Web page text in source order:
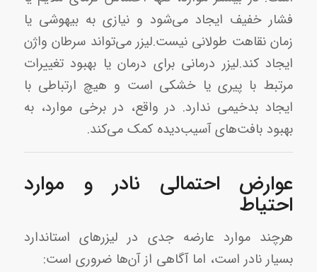
فشار خفیف ایجاد می‌شود و نیازی به بیهوشی یا
زمان نقاهت طولانی نیست.لیزر می‌تواند سرطان واژن
ایجاد کند.لیزر درمانی برای درمان یا بهبود تغییرات
مرتبط با پیری یا خشکی است و هیچ ارتباطی با
ایجاد بدخیمی ندارد. در واقع، در برخی موارد، به
بهبود بافت‌های آسیب‌دیده کمک می‌کند.
عوارض احتمالی نادر و موارد
احتیاط
هرچند موارد عارضه جدی در لیزرهای استاندارد
بسیار نادر است، اما آگاهی از آن‌ها ضروری است: